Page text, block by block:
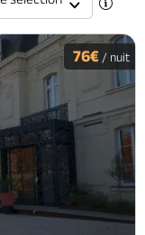
venir ? Ecrivez-nous
76€ / nuit